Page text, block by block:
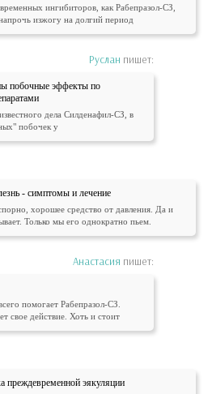
ингибиторов, как Рабепразол-СЗ,
изжогу на долгий период
Руслан пишет:
побочные эффекты по
дела Силденафил-СЗ, в
побочек у
- симптомы и лечение
хорошее средство от давления. Да и
Только мы его однократно пьем.
Анастасия пишет:
помогает Рабепразол-СЗ.
свое действие. Хоть и стоит
преждевременной эякуляции